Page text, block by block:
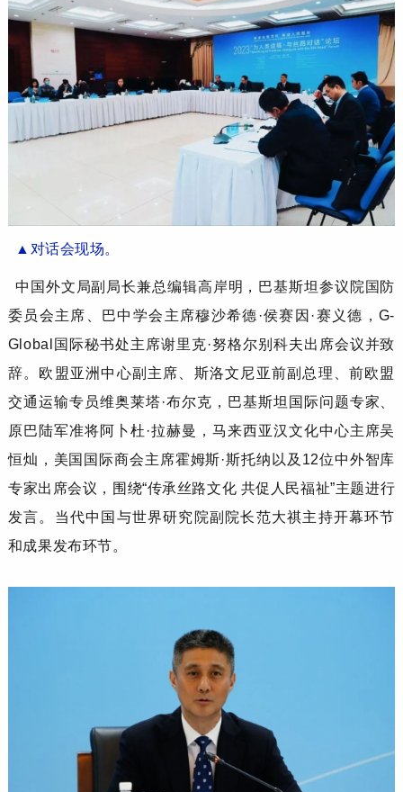
▲ 对话会现场。
中国外文局副局长兼总编辑高岸明，巴基斯坦参议院国防
委员会主席、巴中学会主席穆沙希德·侯赛因·赛义德，G-
Global国际秘书处主席谢里克·努格尔别科夫出席会议并致
辞。欧盟亚洲中心副主席、斯洛文尼亚前副总理、前欧盟
交通运输专员维奥莱塔·布尔克，巴基斯坦国际问题专家、
原巴陆军准将阿卜杜·拉赫曼，马来西亚汉文化中心主席吴
恒灿，美国国际商会主席霍姆斯·斯托纳以及12位中外智库
专家出席会议，围绕“传承丝路文化 共促人民福祉”主题进行
发言。当代中国与世界研究院副院长范大祺主持开幕环节
和成果发布环节。